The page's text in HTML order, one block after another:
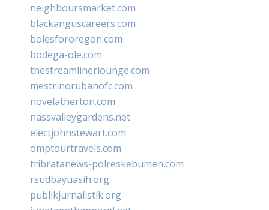
neighboursmarket.com
blackanguscareers.com
bolesfororegon.com
bodega-ole.com
thestreamlinerlounge.com
mestrinorubanofc.com
novelatherton.com
nassvalleygardens.net
electjohnstewart.com
omptourtravels.com
tribratanews-polreskebumen.com
rsudbayuasih.org
publikjurnalistik.org